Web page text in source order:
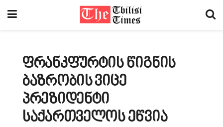
ფრანკფურტის წიგნის
ბაზრობის ვიცე
პრეზიდენტი
საქართველოს ეწვია